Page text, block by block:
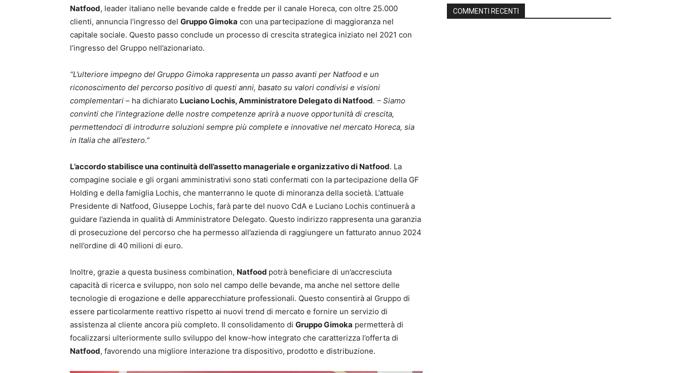
Natfood, leader italiano nelle bevande calde e fredde per il canale Horeca, con oltre 25.000
clienti, annuncia l’ingresso del Gruppo Gimoka con una partecipazione di maggioranza nel
capitale sociale. Questo passo conclude un processo di crescita strategica iniziato nel 2021 con
l’ingresso del Gruppo nell’azionariato.
“L’ulteriore impegno del Gruppo Gimoka rappresenta un passo avanti per Natfood e un
riconoscimento del percorso positivo di questi anni, basato su valori condivisi e visioni
complementari – ha dichiarato Luciano Lochis, Amministratore Delegato di Natfood. – Siamo
convinti che l’integrazione delle nostre competenze aprirà a nuove opportunità di crescita,
permettendoci di introdurre soluzioni sempre più complete e innovative nel mercato Horeca, sia
in Italia che all’estero.”
L’accordo stabilisce una continuità dell’assetto manageriale e organizzativo di Natfood. La
compagine sociale e gli organi amministrativi sono stati confermati con la partecipazione della GF
Holding e della famiglia Lochis, che manterranno le quote di minoranza della società. L’attuale
Presidente di Natfood, Giuseppe Lochis, farà parte del nuovo CdA e Luciano Lochis continuerà a
guidare l’azienda in qualità di Amministratore Delegato. Questo indirizzo rappresenta una garanzia
di prosecuzione del percorso che ha permesso all’azienda di raggiungere un fatturato annuo 2024
nell’ordine di 40 milioni di euro.
Inoltre, grazie a questa business combination, Natfood potrà beneficiare di un’accresciuta
capacità di ricerca e sviluppo, non solo nel campo delle bevande, ma anche nel settore delle
tecnologie di erogazione e delle apparecchiature professionali. Questo consentirà al Gruppo di
essere particolarmente reattivo rispetto ai nuovi trend di mercato e fornire un servizio di
assistenza al cliente ancora più completo. Il consolidamento di Gruppo Gimoka permetterà di
focalizzarsi ulteriormente sullo sviluppo del know-how integrato che caratterizza l’offerta di
Natfood, favorendo una migliore interazione tra dispositivo, prodotto e distribuzione.
COMMENTI RECENTI